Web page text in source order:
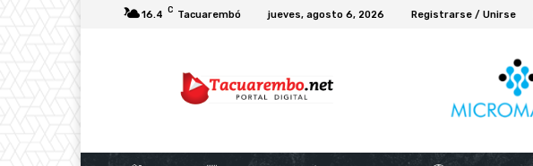
16.4 C Tacuarembó jueves, agosto 6, 2026 Registrarse / Unirse